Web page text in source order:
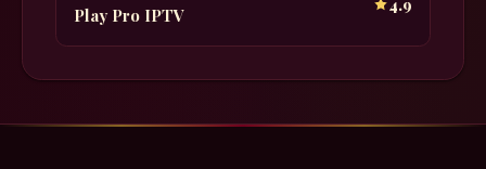
Play Pro IPTV 4.9